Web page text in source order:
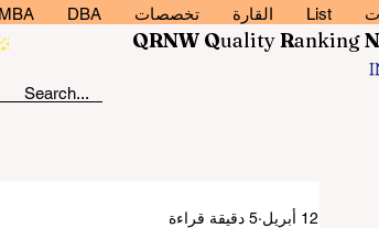
MBA DBA تخصصات القارة List
QRNW QualityRankingN
12 أبريل 5 دقيقة قراءة